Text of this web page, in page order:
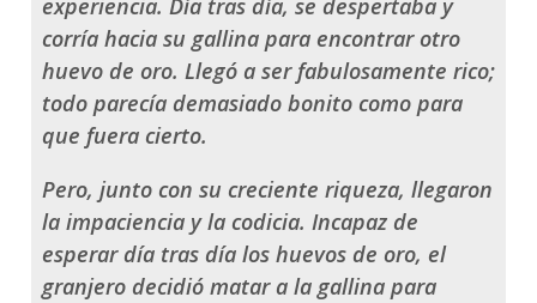
experiencia. Día tras día, se despertaba y
corría hacia su gallina para encontrar otro
huevo de oro. Llegó a ser fabulosamente rico;
todo parecía demasiado bonito como para
que fuera cierto.
Pero, junto con su creciente riqueza, llegaron
la impaciencia y la codicia. Incapaz de
esperar día tras día los huevos de oro, el
granjero decidió matar a la gallina para